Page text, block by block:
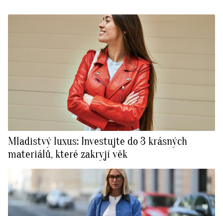
Mladistvý luxus: Investujte do 3 krásných
materiálů, které zakryjí věk